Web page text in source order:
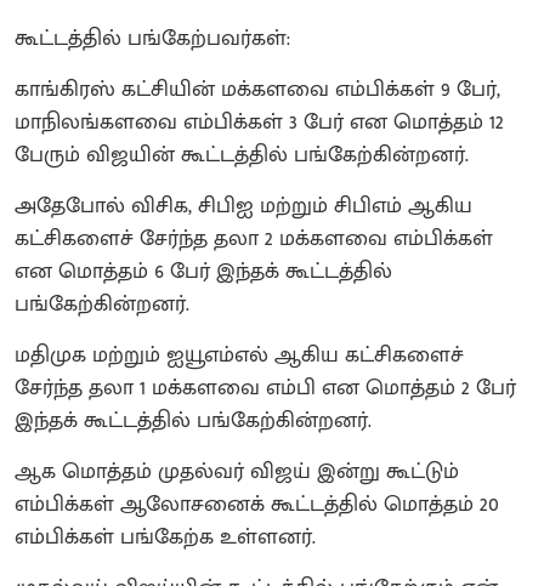
கூட்டத்தில் பங்கேற்பவர்கள்:
காங்கிரஸ் கட்சியின் மக்களவை எம்பிக்கள் 9 பேர்,
மாநிலங்களவை எம்பிக்கள் 3 பேர் என மொத்தம் 12
பேரும் விஜயின் கூட்டத்தில் பங்கேற்கின்றனர்.
அதேபோல் விசிக, சிபிஐ மற்றும் சிபிஎம் ஆகிய
கட்சிகளைச் சேர்ந்த தலா 2 மக்களவை எம்பிக்கள்
என மொத்தம் 6 பேர் இந்தக் கூட்டத்தில்
பங்கேற்கின்றனர்.
மதிமுக மற்றும் ஐயூஎம்எல் ஆகிய கட்சிகளைச்
சேர்ந்த தலா 1 மக்களவை எம்பி என மொத்தம் 2 பேர்
இந்தக் கூட்டத்தில் பங்கேற்கின்றனர்.
ஆக மொத்தம் முதல்வர் விஜய் இன்று கூட்டும்
எம்பிக்கள் ஆலோசனைக் கூட்டத்தில் மொத்தம் 20
எம்பிக்கள் பங்கேற்க உள்ளனர்.